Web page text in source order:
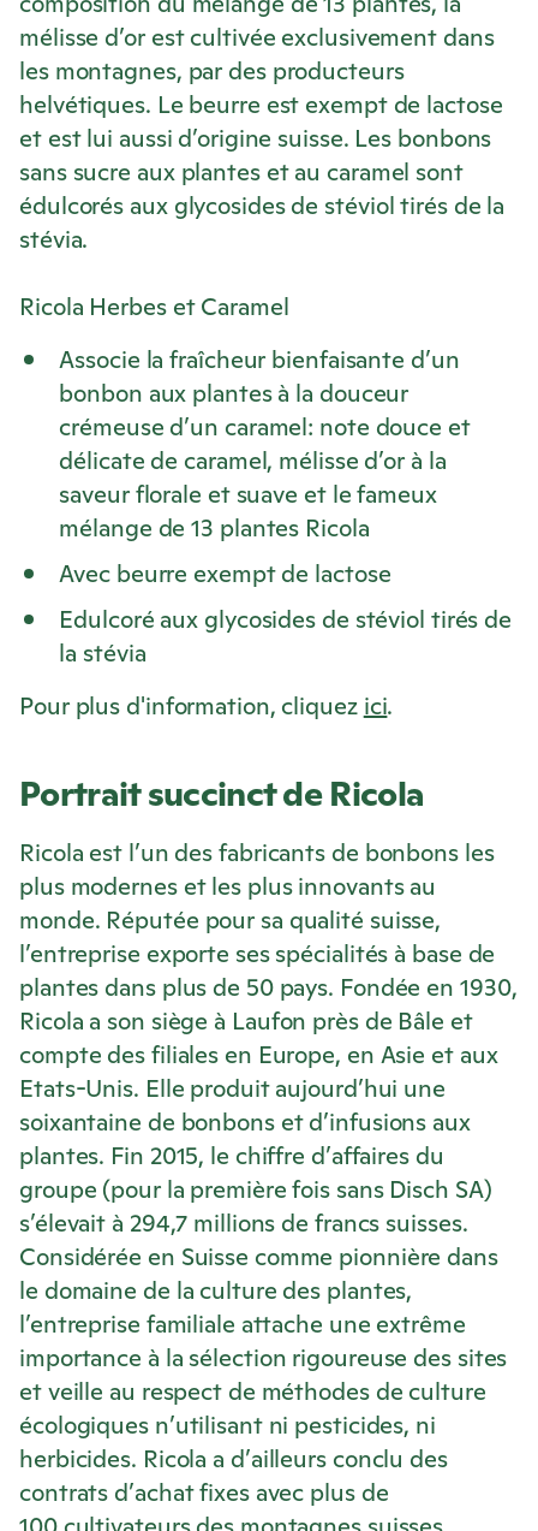
mélisse d’or est cultivée exclusivement dans
les montagnes, par des producteurs
helvétiques. Le beurre est exempt de lactose
et est lui aussi d’origine suisse. Les bonbons
sans sucre aux plantes et au caramel sont
édulcorés aux glycosides de stéviol tirés de la
stévia.
Ricola Herbes et Caramel
Associe la fraîcheur bienfaisante d’un
bonbon aux plantes à la douceur
crémeuse d’un caramel: note douce et
délicate de caramel, mélisse d’or à la
saveur florale et suave et le fameux
mélange de 13 plantes Ricola
Avec beurre exempt de lactose
Edulcoré aux glycosides de stéviol tirés de
la stévia
Pour plus d'information, cliquez ici.
Portrait succinct de Ricola
Ricola est l’un des fabricants de bonbons les
plus modernes et les plus innovants au
monde. Réputée pour sa qualité suisse,
l’entreprise exporte ses spécialités à base de
plantes dans plus de 50 pays. Fondée en 1930,
Ricola a son siège à Laufon près de Bâle et
compte des filiales en Europe, en Asie et aux
Etats-Unis. Elle produit aujourd’hui une
soixantaine de bonbons et d’infusions aux
plantes. Fin 2015, le chiffre d’affaires du
groupe (pour la première fois sans Disch SA)
s’élevait à 294,7 millions de francs suisses.
Considérée en Suisse comme pionnière dans
le domaine de la culture des plantes,
l’entreprise familiale attache une extrême
importance à la sélection rigoureuse des sites
et veille au respect de méthodes de culture
écologiques n’utilisant ni pesticides, ni
herbicides. Ricola a d’ailleurs conclu des
contrats d’achat fixes avec plus de